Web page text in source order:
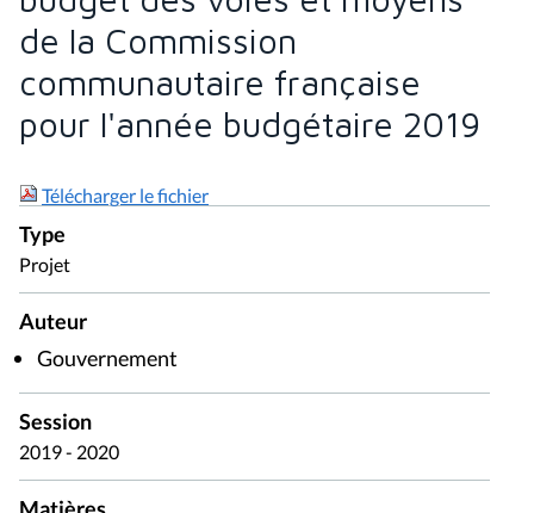
de la Commission
communautaire française
pour l'année budgétaire 2019
Télécharger le fichier
Type
Projet
Auteur
Gouvernement
Session
2019 - 2020